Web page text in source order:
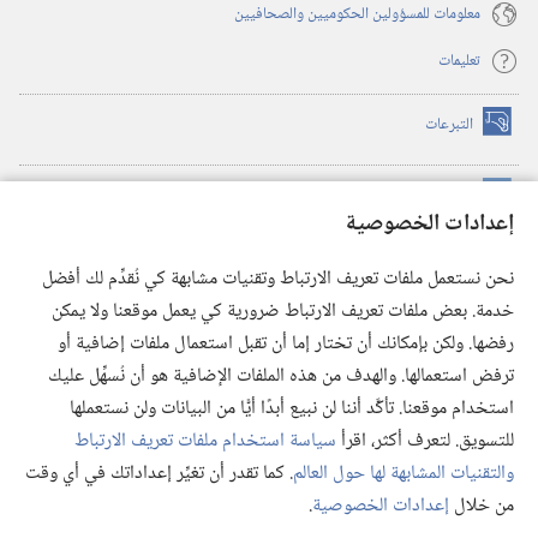
إعدادات الخصوصية
نحن نستعمل ملفات تعريف الارتباط وتقنيات مشابهة كي نُقدِّم لك أفضل
خدمة. بعض ملفات تعريف الارتباط ضرورية كي يعمل موقعنا ولا يمكن
رفضها. ولكن بإمكانك أن تختار إما أن تقبل استعمال ملفات إضافية أو
ترفض استعمالها. والهدف من هذه الملفات الإضافية هو أن نُسهِّل عليك
استخدام موقعنا. تأكَّد أننا لن نبيع أبدًا أيًّا من البيانات ولن نستعملها
للتسويق. لتعرف أكثر، اقرأسياسة استخدام ملفات تعريف الارتباط
والتقنيات المشابهة لها حول العالم. كما تقدر أن تغيِّر إعداداتك في أي وقت
من خلال إعدادات الخصوصية.
معلومات للمسؤولين الحكوميين والصحافيين
تعليمات
التبرعات (يفتح
نافذة
(يفتح
نافذة
(يفتح
نافذة
جديدة) تطبيق ®
JW Library
مكتبة برج المراقبة
© 2026 .Watch Tower Bible and Tract Society of Pennsylvania
شروط الاستخدام |